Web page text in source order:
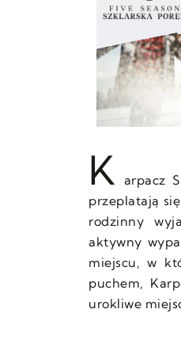
K arpacz
przeplatają
rodzinny
aktywny
miejscu, w
puchem,
urokliwe